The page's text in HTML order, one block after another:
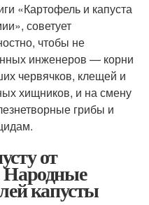
«Картофель и капуста
советует
чтобы не
инженеров — корни
червячков, клещей и
хищников, и на смену
грибы и
от
Народные
капусты